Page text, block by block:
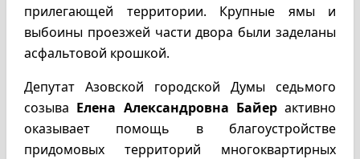
прилегающей территории. Крупные ямы и
выбоины проезжей части двора были заделаны
асфальтовой крошкой.
Депутат Азовской городской Думы седьмого
созыва Елена Александровна Байерактивно
оказывает помощь в благоустройстве
придомовых территорий многоквартирных